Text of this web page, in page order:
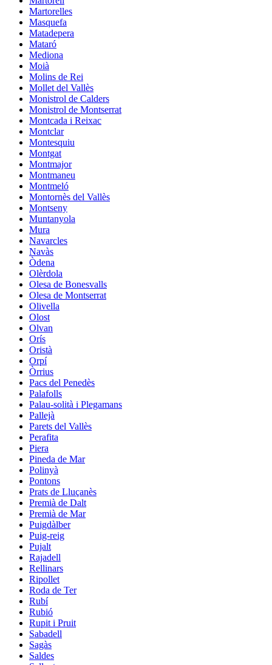
Martorelles
Masquefa
Matadepera
Mataró
Mediona
Moià
Molins de Rei
Mollet del Vallès
Monistrol de Calders
Monistrol de Montserrat
Montcada i Reixac
Montclar
Montesquiu
Montgat
Montmajor
Montmaneu
Montmeló
Montornès del Vallès
Montseny
Muntanyola
Mura
Navarcles
Navàs
Òdena
Olèrdola
Olesa de Bonesvalls
Olesa de Montserrat
Olivella
Olost
Olvan
Orís
Oristà
Orpí
Òrrius
Pacs del Penedès
Palafolls
Palau-solità i Plegamans
Pallejà
Parets del Vallès
Perafita
Piera
Pineda de Mar
Polinyà
Pontons
Prats de Lluçanès
Premià de Dalt
Premià de Mar
Puigdàlber
Puig-reig
Pujalt
Rajadell
Rellinars
Ripollet
Roda de Ter
Rubí
Rubió
Rupit i Pruit
Sabadell
Sagàs
Saldes